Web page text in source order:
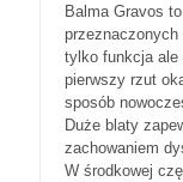
Balma Gravos
tylko funkcja ale
pierwszy rzut
sposób
Duże blaty
zachowaniem
W środkowej